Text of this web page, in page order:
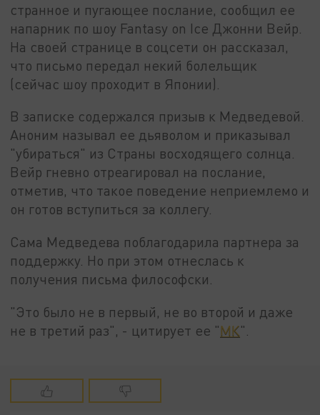
странное и пугающее послание, сообщил ее
напарник по шоу Fantasy on Ice Джонни Вейр.
На своей странице в соцсети он рассказал,
что письмо передал некий болельщик
(сейчас шоу проходит в Японии).
В записке содержался призыв к Медведевой.
Аноним называл ее дьяволом и приказывал
"убираться" из Страны восходящего солнца.
Вейр гневно отреагировал на послание,
отметив, что такое поведение неприемлемо и
он готов вступиться за коллегу.
Сама Медведева поблагодарила партнера за
поддержку. Но при этом отнеслась к
получения письма философски.
"Это было не в первый, не во второй и даже
не в третий раз", - цитирует ее "МК".